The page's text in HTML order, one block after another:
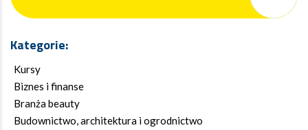
Kategorie:
Kursy
Biznes i finanse
Branża beauty
Budownictwo, architektura i ogrodnictwo